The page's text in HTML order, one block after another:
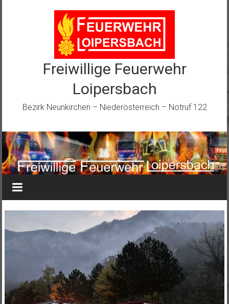
Freiwillige Feuerwehr
Loipersbach
Bezirk Neunkirchen – Niederösterreich – Notruf 122